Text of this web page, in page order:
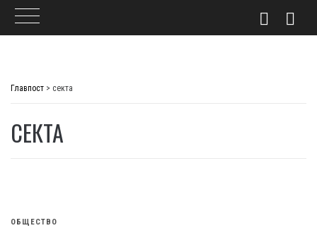
Главпост > секта
СЕКТА
ОБЩЕСТВО